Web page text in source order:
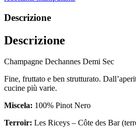
Descrizione
Descrizione
Champagne Dechannes Demi Sec
Fine, fruttato e ben strutturato.
cucine più varie.
Miscela: 100% Pinot Nero
Terroir: Les Riceys – Côte des Bar